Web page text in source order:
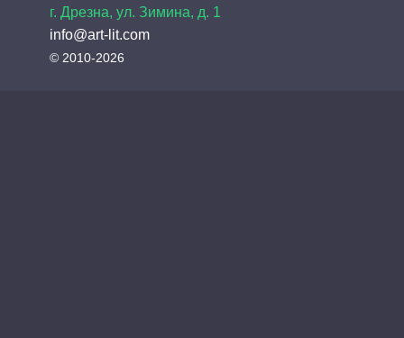
г. Дрезна, ул. Зимина, д. 1
info@art-lit.com
© 2010-2026